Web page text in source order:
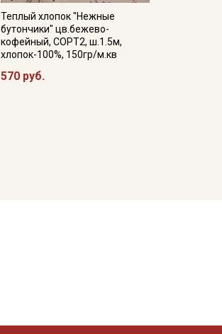
Теплый хлопок "Нежные
бутончики" цв.бежево-
кофейный, СОРТ2, ш.1.5м,
хлопок-100%, 150гр/м.кв
570 руб.